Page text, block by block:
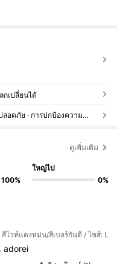
เปลี่ยนได้
มีบริการเก็บเงินปลายทาง · การชำระเงินที่ปลอดภัย · การปกป้องความเป็นส่วนตัว
ดูเพิ่มเติม
100%
ใหญ่ไป
0%
สีไวท์แดงหม่น/สีเบอร์กันดี / ไซส์: L
adorei